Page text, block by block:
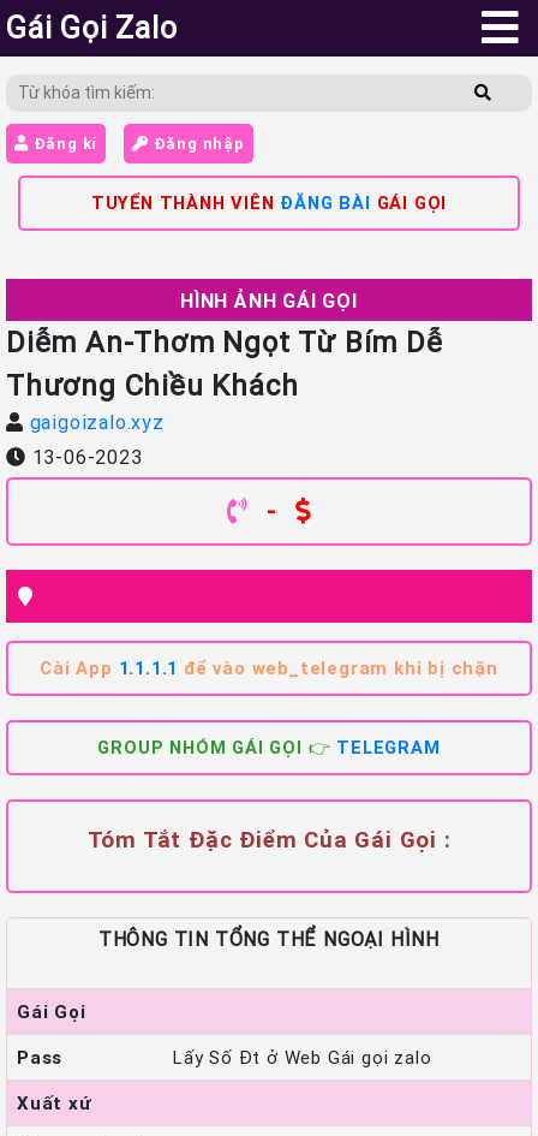
Gái Gọi Zalo
Đăng kí Đăng nhập
TUYỂN THÀNH VIÊN ĐĂNG BÀI GÁI GỌI
HÌNH ẢNH GÁI GỌI
Diễm An-Thơm Ngọt Từ Bím Dễ
Thương Chiều Khách
gaigoizalo.xyz
13-06-2023
-
Cài App 1.1.1.1 để vào web_telegram khi bị chặn
GROUP NHÓM GÁI GỌI 👉 TELEGRAM
Tóm Tắt Đặc Điểm Của Gái Gọi :
THÔNG TIN TỔNG THỂ NGOẠI HÌNH
Gái Gọi
Pass
Lấy Số Đt ở Web Gái gọi zalo
Xuất xứ